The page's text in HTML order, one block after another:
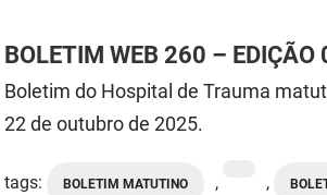
BOLETIM WEB 260 – EDIÇÃO
Boletim do Hospital de Trauma
22 de outubro de 2025.
tags: BOLETIM MATUTINO , ,